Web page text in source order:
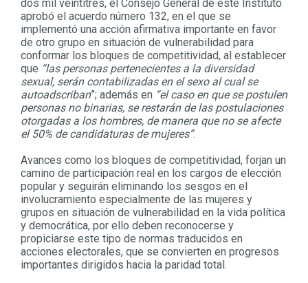
dos mil veintitrés, el Consejo General de este Instituto
aprobó el acuerdo número 132, en el que se
implementó una acción afirmativa importante en favor
de otro grupo en situación de vulnerabilidad para
conformar los bloques de competitividad, al establecer
que “las personas pertenecientes a la diversidad
sexual, serán contabilizadas en el sexo al cual se
autoadscriban”; además en “el caso en que se postulen
personas no binarias, se restarán de las postulaciones
otorgadas a los hombres, de manera que no se afecte
el 50% de candidaturas de mujeres”.
Avances como los bloques de competitividad, forjan un
camino de participación real en los cargos de elección
popular y seguirán eliminando los sesgos en el
involucramiento especialmente de las mujeres y
grupos en situación de vulnerabilidad en la vida política
y democrática, por ello deben reconocerse y
propiciarse este tipo de normas traducidos en
acciones electorales, que se convierten en progresos
importantes dirigidos hacia la paridad total.